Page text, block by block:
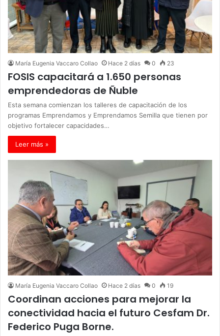
María Eugenia Vaccaro Collao Hace 2 días 0 23
FOSIS capacitará a 1.650 personas
emprendedoras de Ñuble
Esta semana comienzan los talleres de capacitación de los
programas Emprendamos y Emprendamos Semilla que tienen por
objetivo fortalecer capacidades…
Leer más »
María Eugenia Vaccaro Collao Hace 2 días 0 19
Coordinan acciones para mejorar la
conectividad hacia el futuro Cesfam Dr.
Federico Puga Borne.